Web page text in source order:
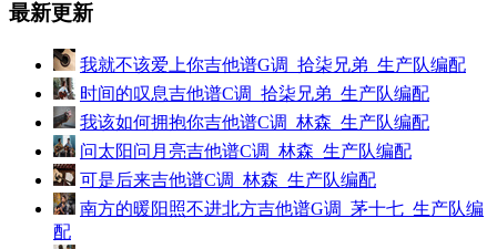
最新更新
我就不该爱上你吉他谱G调_拾柒兄弟_生产队编配
时间的叹息吉他谱C调_拾柒兄弟_生产队编配
我该如何拥抱你吉他谱C调_林森_生产队编配
问太阳问月亮吉他谱C调_林森_生产队编配
可是后来吉他谱C调_林森_生产队编配
南方的暖阳照不进北方吉他谱G调_茅十七_生产队编
配